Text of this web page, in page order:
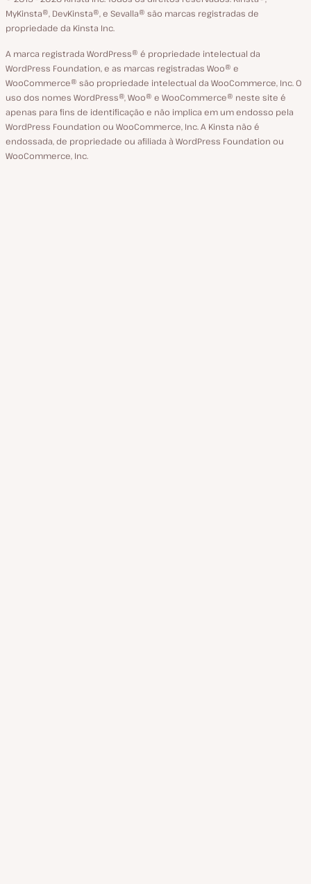
idioma
MyKinsta®‚ DevKinsta®‚ e Sevalla® são marcas registradas de
propriedade da Kinsta Inc.
A marca registrada WordPress® é propriedade intelectual da
WordPress Foundation, e as marcas registradas Woo® e
WooCommerce® são propriedade intelectual da WooCommerce, Inc. O
uso dos nomes WordPress®, Woo® e WooCommerce® neste site é
apenas para fins de identificação e não implica em um endosso pela
WordPress Foundation ou WooCommerce, Inc. A Kinsta não é
endossada, de propriedade ou afiliada à WordPress Foundation ou
WooCommerce, Inc.